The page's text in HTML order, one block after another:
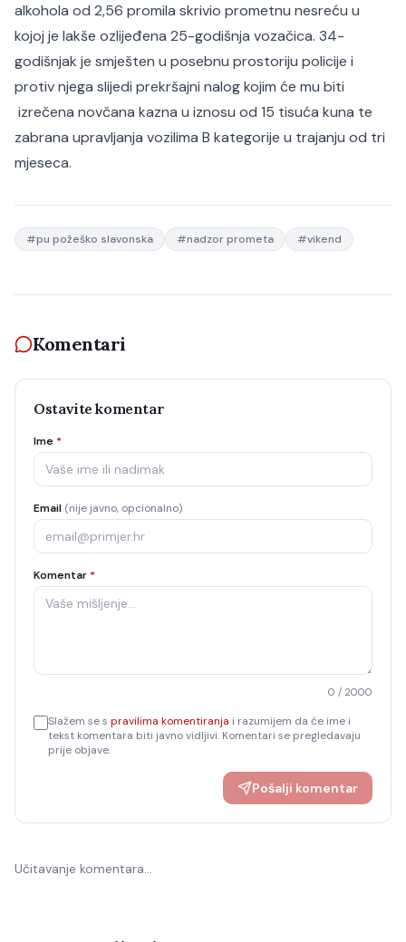
alkohola od 2,56 promila skrivio prometnu nesreću u
kojoj je lakše ozlijeđena 25-godišnja vozačica. 34-
godišnjak je smješten u posebnu prostoriju policije i
protiv njega slijedi prekršajni nalog kojim će mu biti
izrečena novčana kazna u iznosu od 15 tisuća kuna te
zabrana upravljanja vozilima B kategorije u trajanju od tri
mjeseca.
#pu požeško slavonska #nadzor prometa #vikend
Komentari
Ostavite komentar
Ime *
Email (nije javno, opcionalno)
Komentar *
0 / 2000
Slažem se s pravilima komentiranja i razumijem da će ime i
tekst komentara biti javno vidljivi. Komentari se pregledavaju
prije objave.
Pošalji komentar
Učitavanje komentara…